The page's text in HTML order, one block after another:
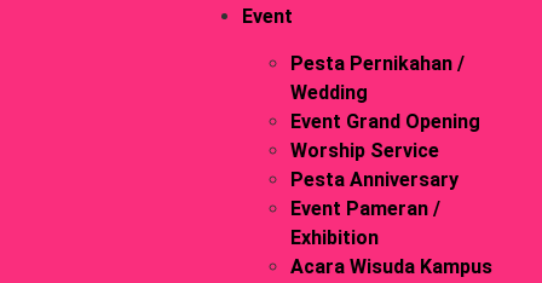
Event
Pesta Pernikahan /
Wedding
Event Grand Opening
Worship Service
Pesta Anniversary
Event Pameran /
Exhibition
Acara Wisuda Kampus